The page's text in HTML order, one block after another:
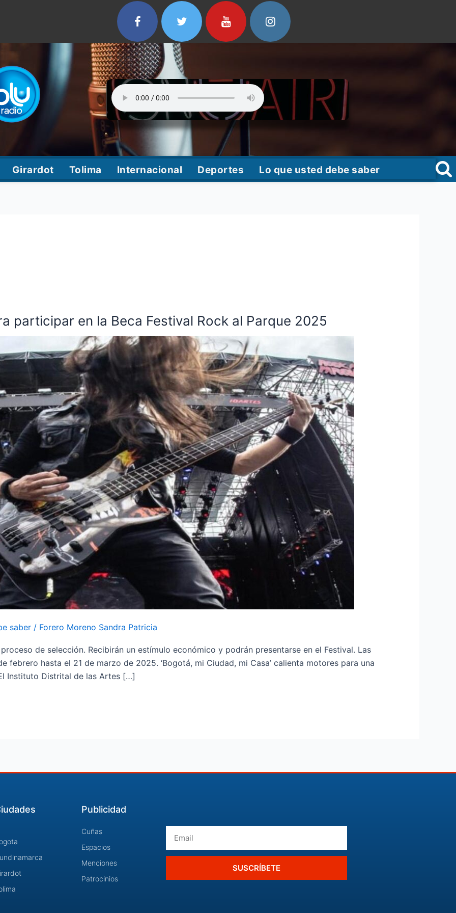
Girardot Tolima Internacional Deportes Lo que usted debe saber
participar en la Beca Festival Rock al Parque 2025
saber / Forero Moreno Sandra Patricia
de selección. Recibirán un estímulo económico y podrán presentarse en el Festival. Las
febrero hasta el 21 de marzo de 2025. ‘Bogotá, mi Ciudad, mi Casa’ calienta motores para una
Instituto Distrital de las Artes […]
Publicidad
Cuñas
Espacios
Menciones
Patrocinios
SUSCRÍBETE